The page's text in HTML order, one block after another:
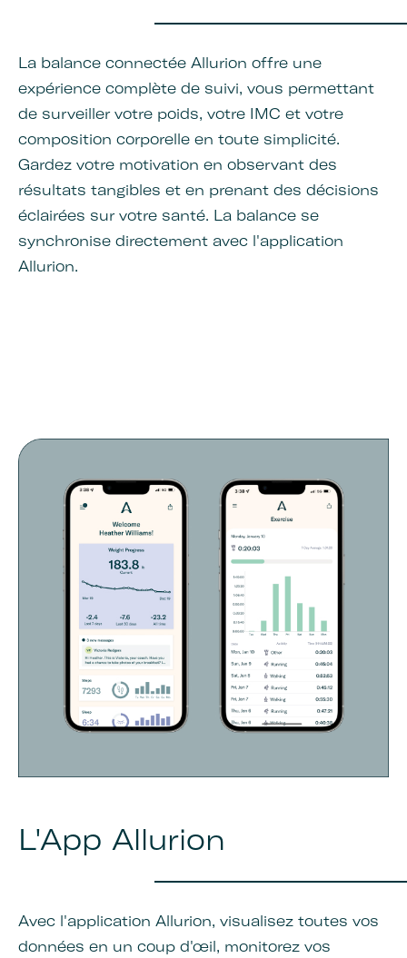
La balance connectée Allurion offre une
expérience complète de suivi, vous permettant
de surveiller votre poids, votre IMC et votre
composition corporelle en toute simplicité.
Gardez votre motivation en observant des
résultats tangibles et en prenant des décisions
éclairées sur votre santé. La balance se
synchronise directement avec l'application
Allurion.
L'App Allurion
Avec l'application Allurion, visualisez toutes vos
données en un coup d'œil, monitorez vos